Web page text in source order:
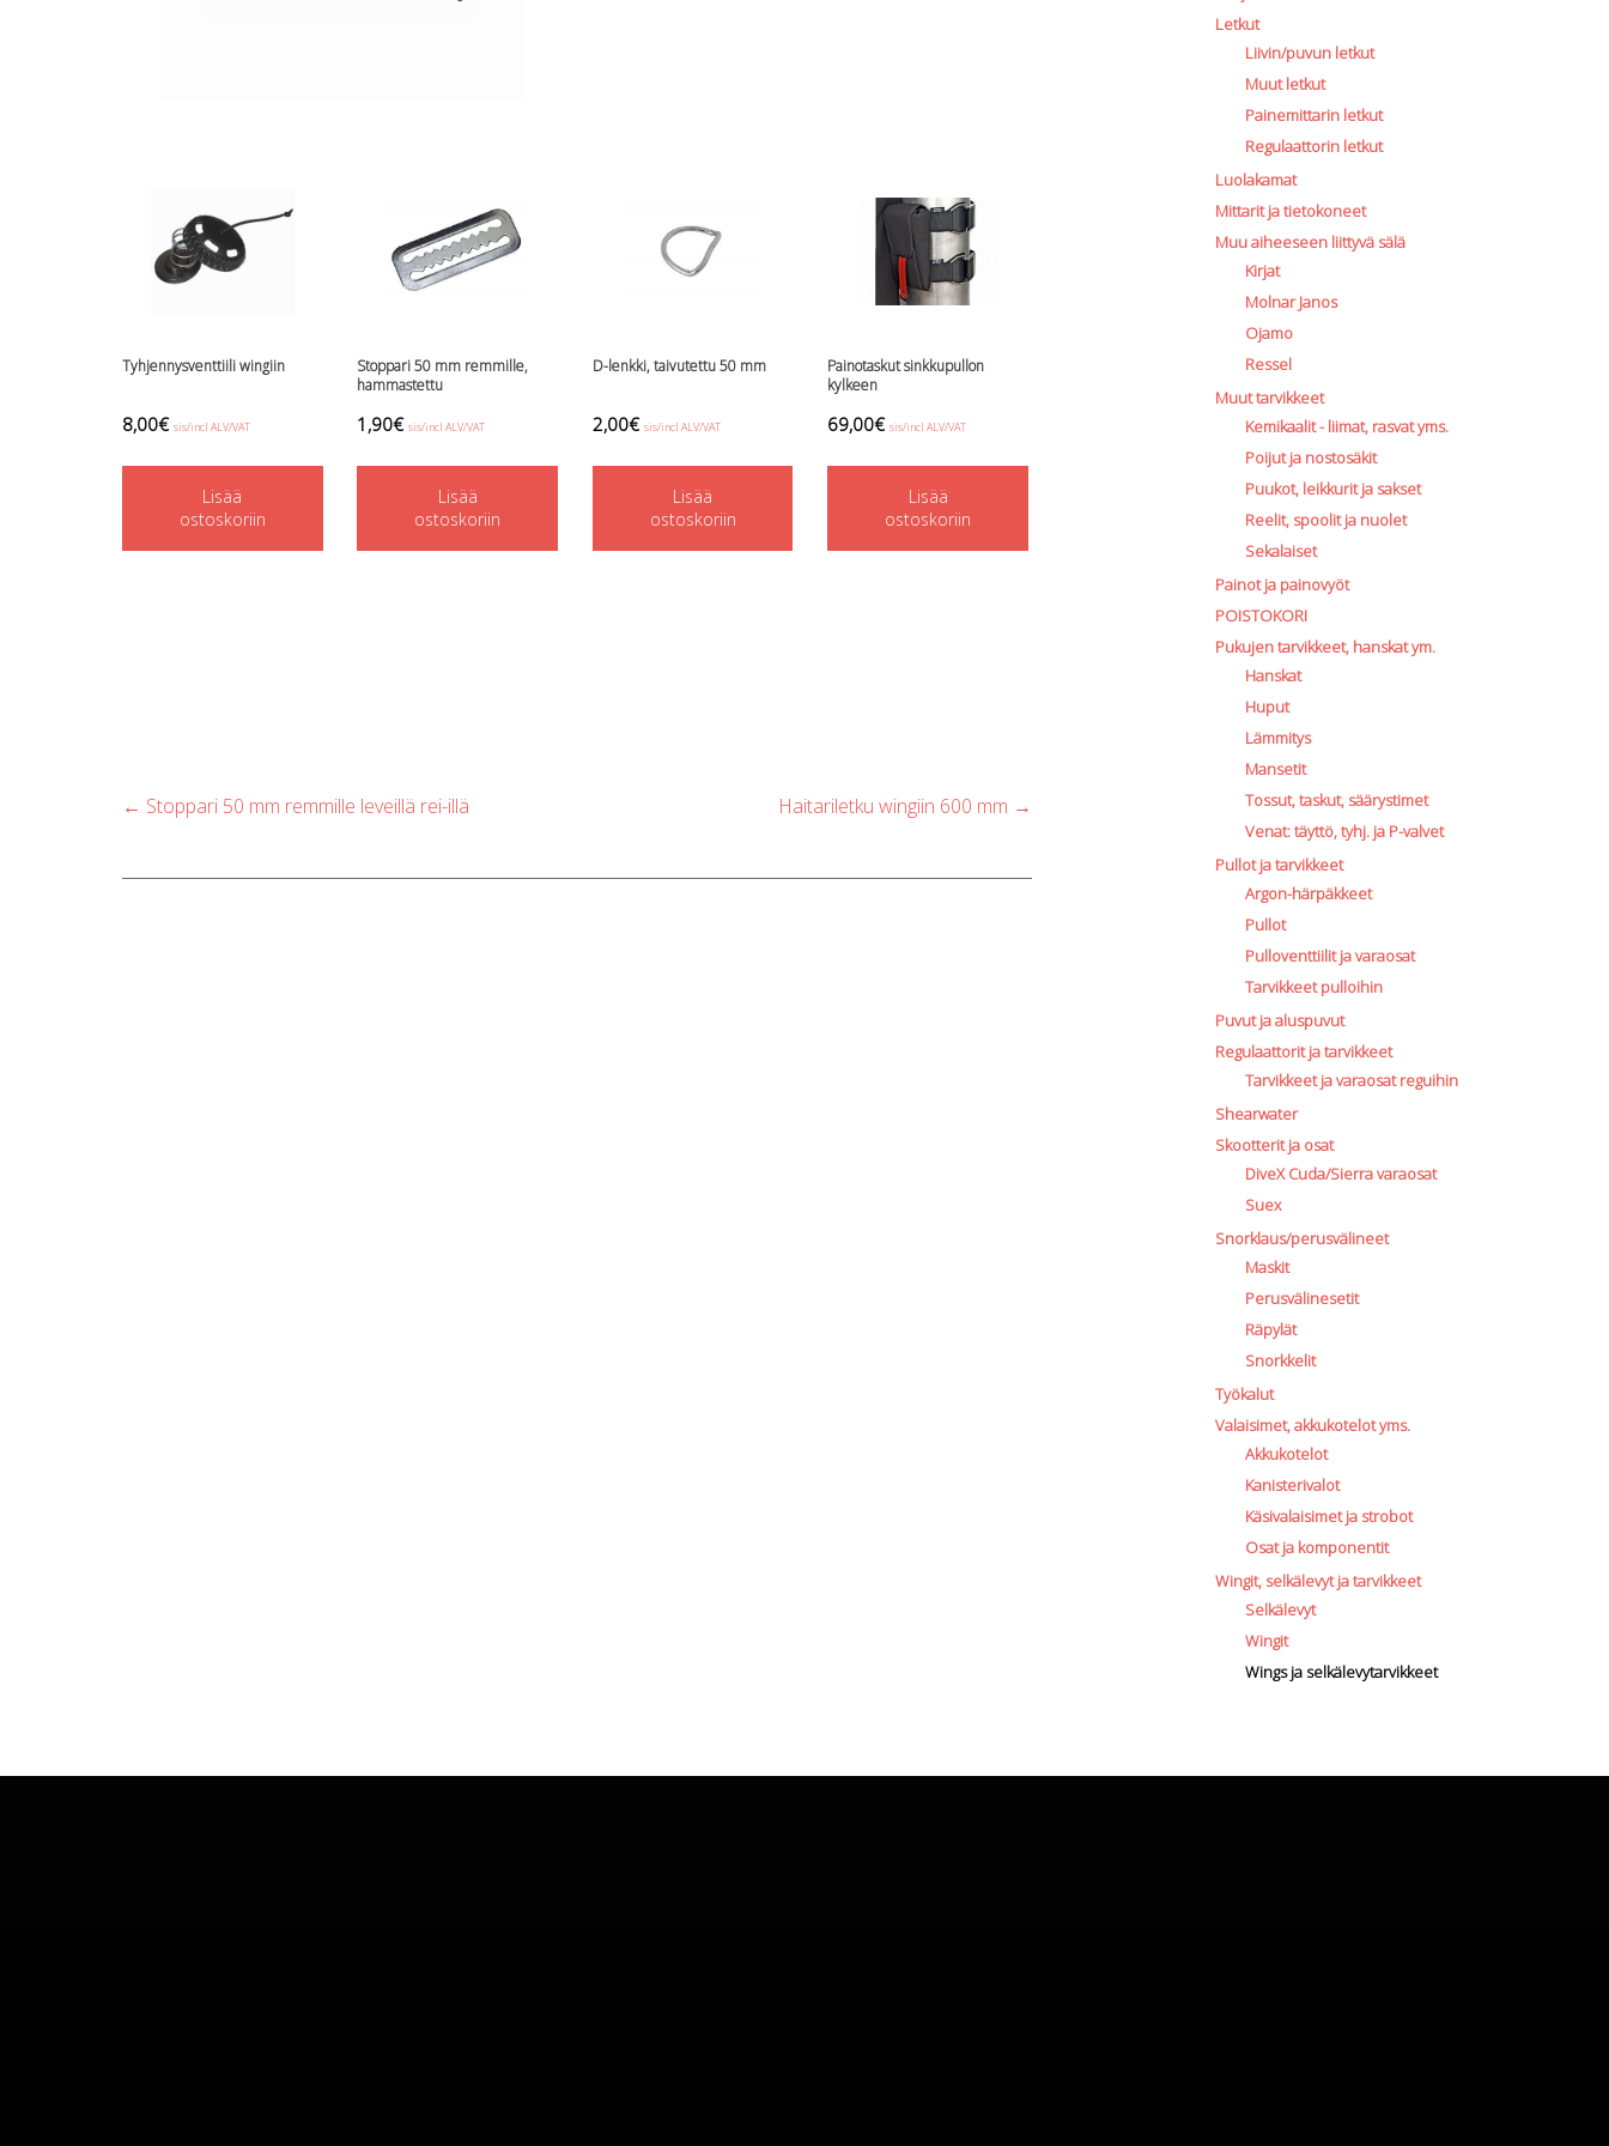
Tyhjennysventtiili wingiin
8,00€ sis/incl ALV/VAT
Lisää
ostoskoriin
Stoppari 50 mm remmille,
hammastettu
1,90€ sis/incl ALV/VAT
Lisää
ostoskoriin
D-lenkki, taivutettu 50 mm
2,00€ sis/incl ALV/VAT
Lisää
ostoskoriin
Painotaskut sinkkupullon
kylkeen
69,00€ sis/incl ALV/VAT
Lisää
ostoskoriin
Post
← Stoppari 50 mm remmille leveillä rei-illä Haitariletku wingiin 600 mm →
Letkut
Liivin/puvun letkut
Muut letkut
Painemittarin letkut
Regulaattorin letkut
Luolakamat
Mittarit ja tietokoneet
Muu aiheeseen liittyvä sälä
Kirjat
Molnar Janos
Ojamo
Ressel
Muut tarvikkeet
Kemikaalit - liimat, rasvat yms.
Poijut ja nostosäkit
Puukot, leikkurit ja sakset
Reelit, spoolit ja nuolet
Sekalaiset
Painot ja painovyöt
POISTOKORI
Pukujen tarvikkeet, hanskat ym.
Hanskat
Huput
Lämmitys
Mansetit
Tossut, taskut, säärystimet
Venat: täyttö, tyhj. ja P-valvet
Pullot ja tarvikkeet
Argon-härpäkkeet
Pullot
Pulloventtiilit ja varaosat
Tarvikkeet pulloihin
Puvut ja aluspuvut
Regulaattorit ja tarvikkeet
Tarvikkeet ja varaosat reguihin
Shearwater
Skootterit ja osat
DiveX Cuda/Sierra varaosat
Suex
Snorklaus/perusvälineet
Maskit
Perusvälinesetit
Räpylät
Snorkkelit
Työkalut
Valaisimet, akkukotelot yms.
Akkukotelot
Kanisterivalot
Käsivalaisimet ja strobot
Osat ja komponentit
Wingit, selkälevyt ja tarvikkeet
Selkälevyt
Wingit
Wings ja selkälevytarvikkeet